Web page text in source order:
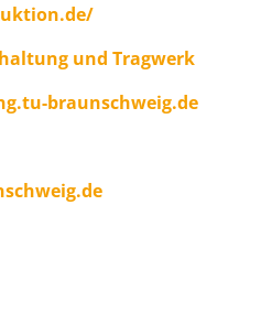
und Tragwerk
braunschweig.de